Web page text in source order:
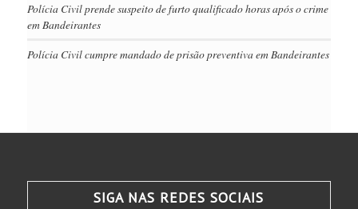
Polícia Civil prende suspeito de furto qualificado horas após o crime
em Bandeirantes
Polícia Civil cumpre mandado de prisão preventiva em Bandeirantes
SIGA NAS REDES SOCIAIS